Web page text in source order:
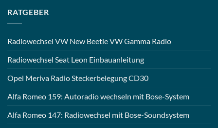
RATGEBER
Radiowechsel VW New Beetle VW Gamma Radio
Radiowechsel Seat Leon Einbauanleitung
Opel Meriva Radio Steckerbelegung CD30
Alfa Romeo 159: Autoradio wechseln mit Bose-System
Alfa Romeo 147: Radiowechsel mit Bose-Soundsystem